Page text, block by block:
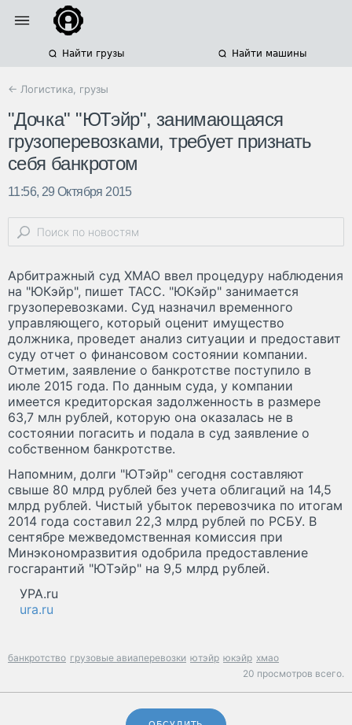
Найти грузы Найти машины
← Логистика, грузы
"Дочка" "ЮТэйр", занимающаяся
грузоперевозками, требует признать
себя банкротом
11:56, 29 Октября 2015
Арбитражный суд ХМАО ввел процедуру наблюдения
на "ЮКэйр", пишет ТАСС. "ЮКэйр" занимается
грузоперевозками. Суд назначил временного
управляющего, который оценит имущество
должника, проведет анализ ситуации и предоставит
суду отчет о финансовом состоянии компании.
Отметим, заявление о банкротстве поступило в
июле 2015 года. По данным суда, у компании
имеется кредиторская задолженность в размере
63,7 млн рублей, которую она оказалась не в
состоянии погасить и подала в суд заявление о
собственном банкротстве.
Напомним, долги "ЮТэйр" сегодня составляют
свыше 80 млрд рублей без учета облигаций на 14,5
млрд рублей. Чистый убыток перевозчика по итогам
2014 года составил 22,3 млрд рублей по РСБУ. В
сентябре межведомственная комиссия при
Минэкономразвития одобрила предоставление
госгарантий "ЮТэйр" на 9,5 млрд рублей.
УРА.ru
ura.ru
банкротство грузовые авиаперевозки ютэйр юкэйр хмао
20 просмотров всего.